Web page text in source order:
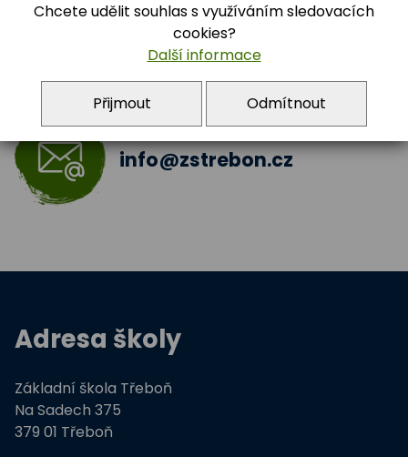
Příměstský tábor 2016
info@zstrebon.cz
Adresa školy
Základní škola Třeboň
Na Sadech 375
379 01 Třeboň
Chcete udělit souhlas s využíváním sledovacích
cookies?
Další informace
Přijmout Odmítnout